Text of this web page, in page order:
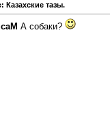
Казахские тазы.
А собаки?